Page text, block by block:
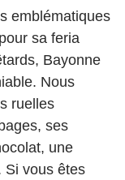
emblématiques
sa feria
Bayonne
Nous
ruelles
ses
une
Si vous êtes